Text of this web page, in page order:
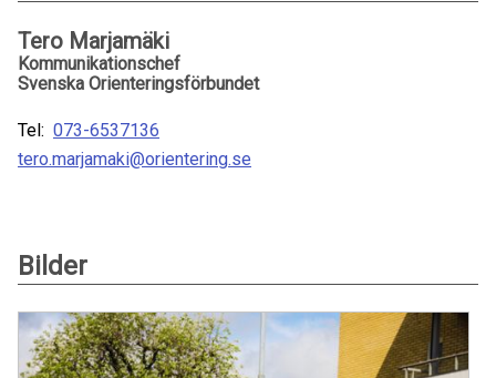
Tero Marjamäki
Kommunikationschef
Svenska Orienteringsförbundet
Tel: 073-6537136
tero.marjamaki@orientering.se
Bilder